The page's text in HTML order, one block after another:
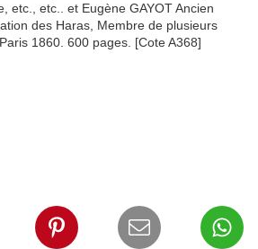
etc., etc.. et Eugène GAYOT Ancien
des Haras, Membre de plusieurs
1860. 600 pages. [Cote A368]